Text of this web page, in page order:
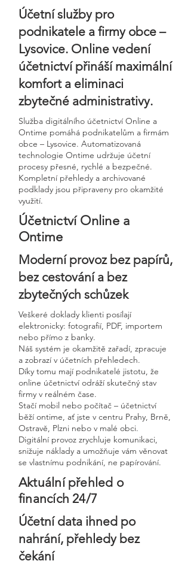
Účetní služby pro
podnikatele a firmy obce –
Lysovice. Online vedení
účetnictví přináší maximální
komfort a eliminaci
zbytečné administrativy.
Služba digitálního účetnictví Online a
Ontime pomáhá podnikatelům a firmám
obce – Lysovice. Automatizovaná
technologie Ontime udržuje účetní
procesy přesné, rychlé a bezpečné.
Kompletní přehledy a archivované
podklady jsou připraveny pro okamžité
využití.
Účetnictví Online a
Ontime
Moderní provoz bez papírů,
bez cestování a bez
zbytečných schůzek
Veškeré doklady klienti posílají
elektronicky: fotografií, PDF, importem
nebo přímo z banky.
Náš systém je okamžitě zařadí, zpracuje
a zobrazí v účetních přehledech.
Díky tomu mají podnikatelé jistotu, že
online účetnictví odráží skutečný stav
firmy v reálném čase.
Stačí mobil nebo počítač – účetnictví
běží ontime, ať jste v centru Prahy, Brně,
Ostravě, Plzni nebo v malé obci.
Digitální provoz zrychluje komunikaci,
snižuje náklady a umožňuje vám věnovat
se vlastnímu podnikání, ne papírování.
Aktuální přehled o
financích 24/7
Účetní data ihned po
nahrání, přehledy bez
čekání